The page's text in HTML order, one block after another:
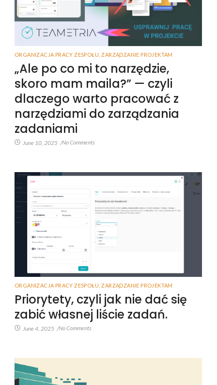
ORGANIZACJA PRACY ZESPOŁU ZARZĄDZANIE PROJEKTAM
„Ale po co mi to narzędzie,
skoro mam maila?” — czyli
dlaczego warto pracować z
narzędziami do zarządzania
zadaniami
June 10, 2025 /No Comments
ORGANIZACJA PRACY ZESPOŁU ZARZĄDZANIE PROJEKTAM
Priorytety, czyli jak nie dać się
zabić własnej liście zadań.
June 4, 2025 /No Comments